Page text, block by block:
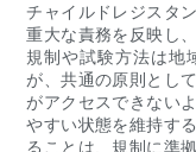
チャイルドレジスタ
重大な責務を反映し
規制や試験方法は地
が、共通の原則とし
がアクセスできない
やすい状態を維持す
ることは、規制に準